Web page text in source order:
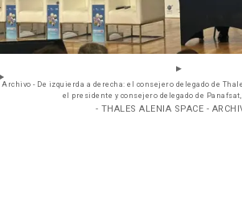
Archivo - De izquierda a derecha: el consejero delegado de
el presidente y consejero delegado de
- THALES ALENIA SPACE -